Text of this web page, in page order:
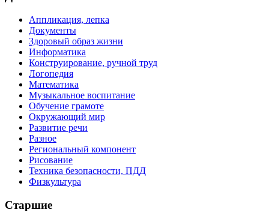
Аппликация, лепка
Документы
Здоровый образ жизни
Информатика
Конструирование, ручной труд
Логопедия
Математика
Музыкальное воспитание
Обучение грамоте
Окружающий мир
Развитие речи
Разное
Региональный компонент
Рисование
Техника безопасности, ПДД
Физкультура
Старшие